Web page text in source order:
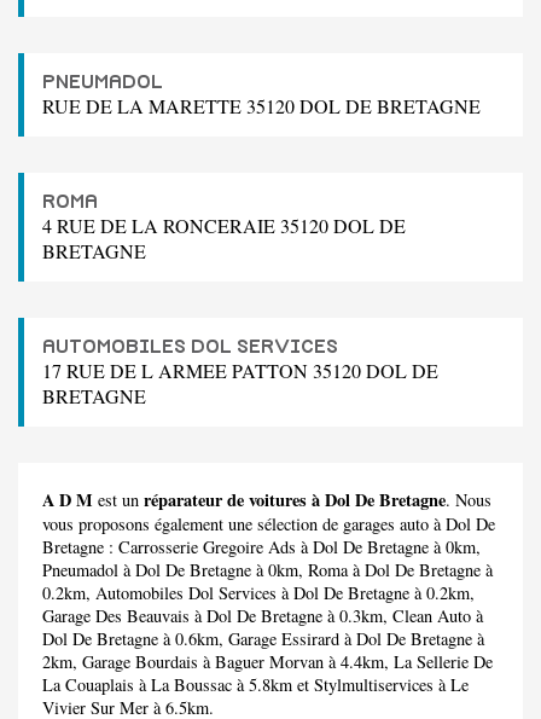
PNEUMADOL
RUE DE LA MARETTE 35120 DOL DE BRETAGNE
ROMA
4 RUE DE LA RONCERAIE 35120 DOL DE
BRETAGNE
AUTOMOBILES DOL SERVICES
17 RUE DE L ARMEE PATTON 35120 DOL DE
BRETAGNE
A D M est un réparateur de voitures à Dol De Bretagne. Nous
vous proposons également une sélection de garages auto à Dol De
Bretagne : Carrosserie Gregoire Ads à Dol De Bretagne à 0km,
Pneumadol à Dol De Bretagne à 0km, Romaà Dol De Bretagne à
0.2km, Automobiles Dol Services à Dol De Bretagne à 0.2km,
Garage Des Beauvais à Dol De Bretagne à 0.3km, Clean Auto à
Dol De Bretagne à 0.6km, Garage Essirard à Dol De Bretagne à
2km, Garage Bourdais à Baguer Morvan à 4.4km, La Sellerie De
La Couaplais à La Boussac à 5.8km et Stylmultiservices à Le
Vivier Sur Mer à 6.5km.